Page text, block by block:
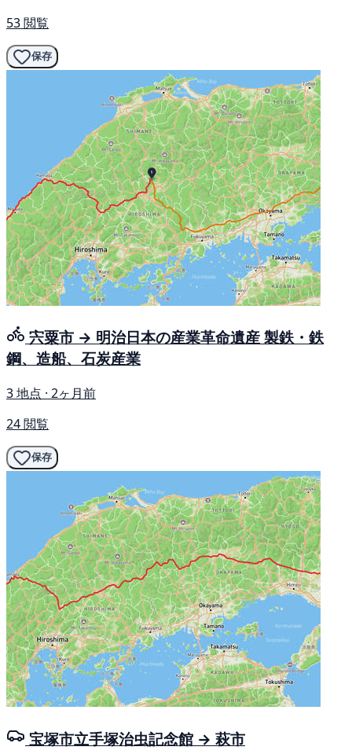
53 閲覧
保存
宍粟市 → 明治日本の産業革命遺産 製鉄・鉄
鋼、造船、石炭産業
3 地点 · 2ヶ月前
24 閲覧
保存
宝塚市立手塚治虫記念館 → 萩市